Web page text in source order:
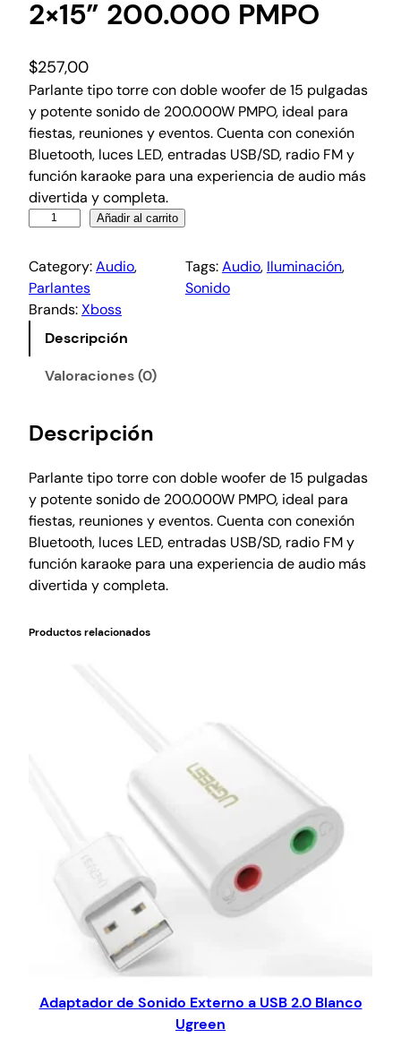
2×15” 200.000 PMPO
$257,00
Parlante tipo torre con doble woofer de 15 pulgadas
y potente sonido de 200.000W PMPO, ideal para
fiestas, reuniones y eventos. Cuenta con conexión
Bluetooth, luces LED, entradas USB/SD, radio FM y
función karaoke para una experiencia de audio más
divertida y completa.
Añadir al carrito
Category:Audio
Parlantes
Tags:Audio, Iluminación,
Sonido
Brands:Xboss
Descripción
Valoraciones (0)
Descripción
Parlante tipo torre con doble woofer de 15 pulgadas
y potente sonido de 200.000W PMPO, ideal para
fiestas, reuniones y eventos. Cuenta con conexión
Bluetooth, luces LED, entradas USB/SD, radio FM y
función karaoke para una experiencia de audio más
divertida y completa.
Productos relacionados
Adaptador de Sonido Externo a USB 2.0 Blanco
Ugreen